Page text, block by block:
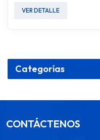
VER DETALLE
Categorías
CONTÁCTENOS